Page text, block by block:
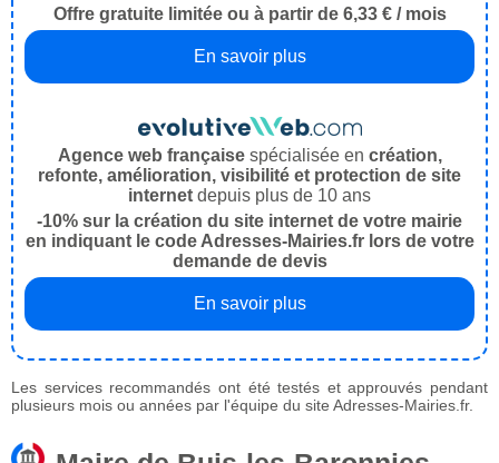
Offre gratuite limitée ou à partir de 6,33 € / mois
En savoir plus
Agence web françaisespécialisée en création,
refonte, amélioration, visibilité et protection de site
internet depuis plus de 10 ans
-10% sur la création du site internet de votre mairie
en indiquant le code Adresses-Mairies.fr lors de votre
demande de devis
En savoir plus
Les services recommandés ont été testés et approuvés pendant
plusieurs mois ou années par l'équipe du site Adresses-Mairies.fr.